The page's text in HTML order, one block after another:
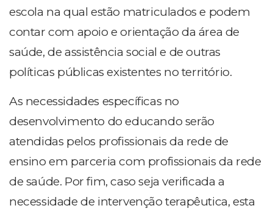
escola na qual estão matriculados e podem
contar com apoio e orientação da área de
saúde, de assistência social e de outras
políticas públicas existentes no território.
As necessidades específicas no
desenvolvimento do educando serão
atendidas pelos profissionais da rede de
ensino em parceria com profissionais da rede
de saúde. Por fim, caso seja verificada a
necessidade de intervenção terapêutica, esta